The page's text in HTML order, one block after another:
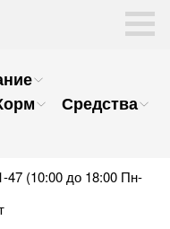
Средства
47 (10:00 до 18:00 Пн-